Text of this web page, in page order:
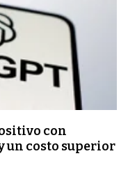
con
un costo superior